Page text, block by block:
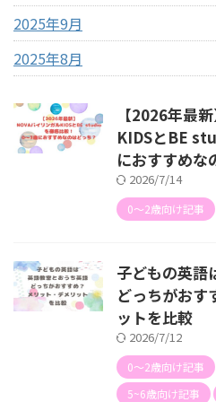
2025年9月
2025年8月
【2026年最
KIDSとBE
におすすめな
2026/7/14
0〜2歳向け記事
子どもの英語
どっちがおす
ットを比較
2026/7/12
0〜2歳向け記事
5~6歳向け記事